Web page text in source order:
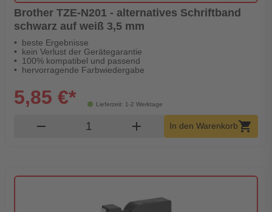
Brother TZE-N201 - alternatives Schriftband
schwarz auf weiß 3,5 mm
beste Ergebnisse
kein Verlust der Gerätegarantie
100% kompatibel und passend
hervorragende Farbwiedergabe
Lieferzeit: 1-2 Werktage
5,85 €*
remove Produkt Warenkorb Menge
add In den Warenkorbshopping_cart